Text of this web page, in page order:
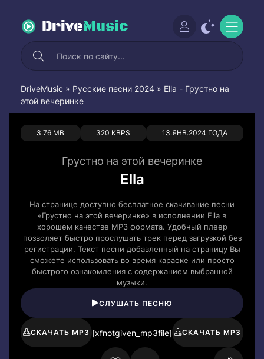
DriveMusic
DriveMusic » Русские песни 2024 » Ella - Грустно на
этой вечеринке
3.76 MB 320 KBPS 13.ЯНВ.2024 ГОДА
0 0
Грустно на этой вечеринке
Ella
На странице доступно бесплатное скачивание песни
«Грустно на этой вечеринке» в исполнении Ella в
хорошем качестве MP3 формата. Удобный плеер
позволяет быстро прослушать трек перед загрузкой без
регистрации. Текст песни добавленный на страницу Вы
сможете использовать во время караоке или просто
быстрого ознакомления с содержанием выбранной
музыки.
СЛУШАТЬ ПЕСНЮ
СКАЧАТЬ MP3 [xfnotgiven_mp3file] СКАЧАТЬ MP3